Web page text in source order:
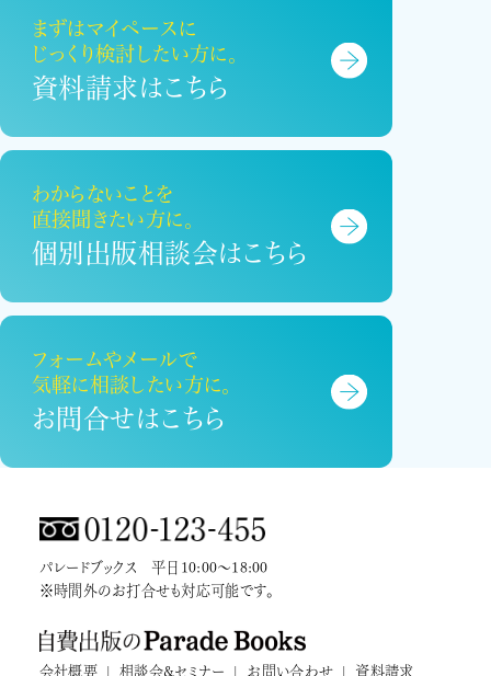
において一部制約を受ける場合があります。
7.法令、規範の遵守と見直し
パレードブックスは、保有する個人情報に関して適用さ
れる日本の法令、その他規範を遵守するとともに、この
「個人情報の取り扱いについて」の内容を適宜見直し、
その改善に努めます。
まずはマイペースに
じっくり検討したい方に。
資料請求はこちら
わからないことを
直接聞きたい方に。
個別出版相談会はこちら
フォームやメールで
気軽に相談したい方に。
お問合せはこちら
パレードブックス 平日10:00～18:00
※時間外のお打合せも対応可能です。
会社概要 | 相談会&セミナー | お問い合わせ | 資料請求